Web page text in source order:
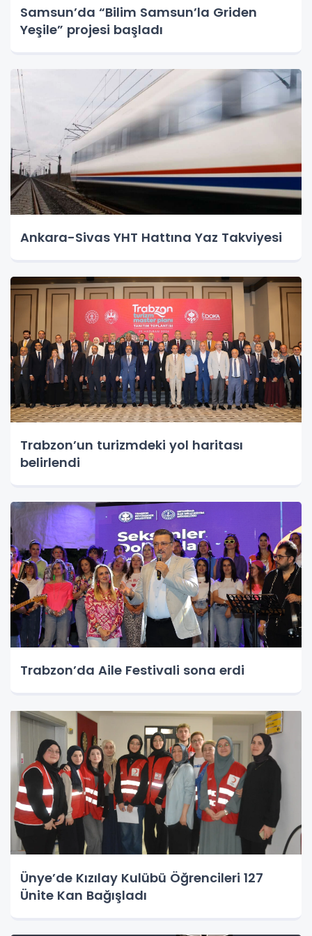
Samsun’da “Bilim Samsun’la Griden
Yeşile” projesi başladı
Ankara-Sivas YHT Hattına Yaz Takviyesi
Trabzon’un turizmdeki yol haritası
belirlendi
Trabzon’da Aile Festivali sona erdi
Ünye’de Kızılay Kulübü Öğrencileri 127
Ünite Kan Bağışladı